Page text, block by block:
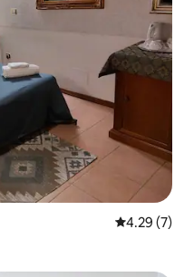
レビュー7
4.29 (7)